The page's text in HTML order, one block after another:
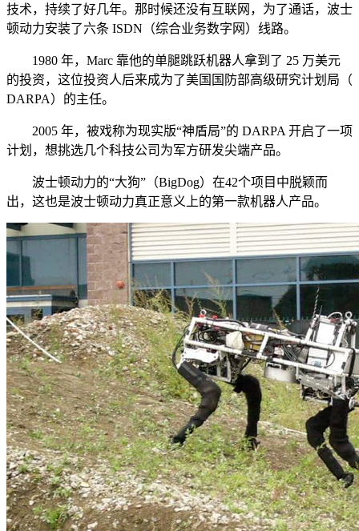
技术，持续了好几年。那时候还没有互联网，为了通话，波士
顿动力安装了六条 ISDN（综合业务数字网）线路。
1980 年，Marc 靠他的单腿跳跃机器人拿到了 25 万美元
的投资，这位投资人后来成为了美国国防部高级研究计划局（
DARPA）的主任。
2005 年，被戏称为现实版“神盾局”的 DARPA 开启了一项
计划，想挑选几个科技公司为军方研发尖端产品。
波士顿动力的“大狗”（BigDog）在42个项目中脱颖而
出，这也是波士顿动力真正意义上的第一款机器人产品。